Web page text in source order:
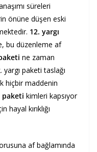
süreleri
önüne düşen eski
12. yargı
bu düzenleme af
ne zaman
paketi taslağı
hiçbir maddenin
paketi kimleri kapsıyor
kırıklığı
af bağlamında